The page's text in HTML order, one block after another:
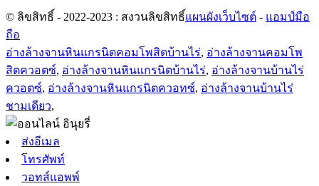
© ลิขสิทธิ์ - 2022-2023 : สงวนลิขสิทธิ์แผนผังเว็บไซต์ - แอมป์มือ
ถือ
อ่างล้างจานหินแกรนิตคอมโพสิตบ้านไร่, อ่างล้างจานคอมโพ
สิตควอตซ์, อ่างล้างจานหินแกรนิตบ้านไร่, อ่างล้างจานบ้านไร่
ควอตซ์, อ่างล้างจานหินแกรนิตควอทซ์, อ่างล้างจานบ้านไร่
ชามเดียว,
ส่งอีเมล
โทรศัพท์
วอทส์แอพพ์